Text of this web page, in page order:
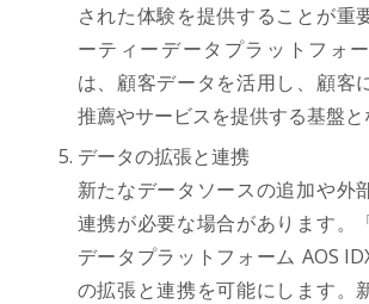
された体験を提供することが重
ーティーデータプラットフォー
は、顧客データを活用し、顧客
推薦やサービスを提供する基盤と
データの拡張と連携
新たなデータソースの追加や外
連携が必要な場合があります。
データプラットフォーム AOS
の拡張と連携を可能にします。